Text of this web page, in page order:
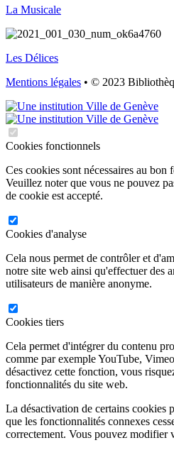
La Musicale
Les Délices
Mentions légales • © 2023
Cookies fonctionnels
Ces cookies sont nécessaires au
Veuillez noter que vous ne pouvez
de cookie est accepté.
Cookies d'analyse
Cela nous permet de contrôler et
notre site web ainsi qu'effectuer des
utilisateurs de manière anonyme.
Cookies tiers
Cela permet d'intégrer du contenu
comme par exemple YouTube,
désactivez cette fonction, vous
fonctionnalités du site web.
La désactivation de certains cookies
que les fonctionnalités connexes
correctement. Vous pouvez modifier